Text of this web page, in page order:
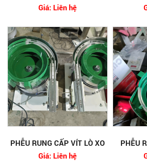
Giá: Liên hệ
PHỄU RUNG CẤP VÍT LÒ XO
Giá: Liên hệ
PHỄU